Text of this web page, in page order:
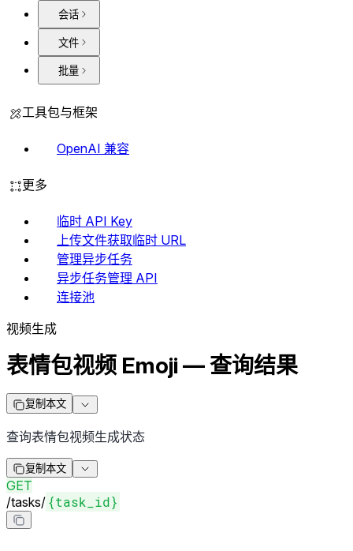
会话
文件
批量
工具包与框架
OpenAI 兼容
更多
临时 API Key
上传文件获取临时 URL
管理异步任务
异步任务管理 API
连接池
视频生成
表情包视频 Emoji — 查询结果
复制本文
查询表情包视频生成状态
复制本文
GET
/tasks/ {task_id}